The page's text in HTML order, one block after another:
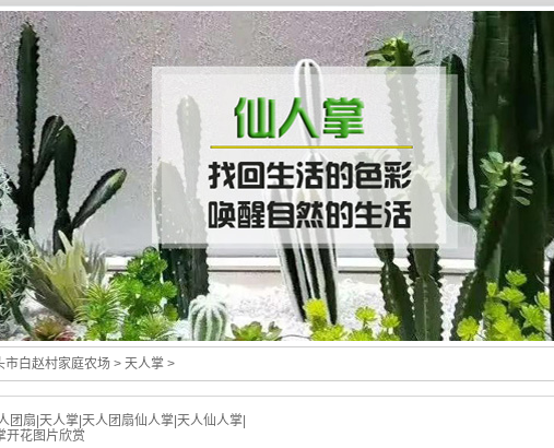
市白赵村家庭农场 > 天人掌 >
团扇 天人掌 天人团扇仙人掌 天人仙人掌
开花图片欣赏